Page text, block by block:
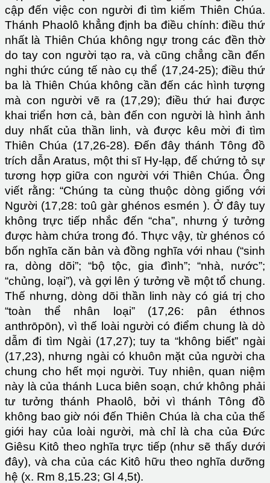
cập đến việc con người đi tìm kiếm Thiên Chúa.
Thánh Phaolô khẳng định ba điều chính: điều thứ
nhất là Thiên Chúa không ngự trong các đền thờ
do tay con người tạo ra, và cũng chẳng cần đến
nghi thức cúng tế nào cụ thể (17,24-25); điều thứ
ba là Thiên Chúa không cần đến các hình tượng
mà con người vẽ ra (17,29); điều thứ hai được
khai triển hơn cả, bàn đến con người là hình ảnh
duy nhất của thần linh, và được kêu mời đi tìm
Thiên Chúa (17,26-28). Đến đây thánh Tông đồ
trích dẫn Aratus, một thi sĩ Hy-lạp, đế chứng tỏ sự
tương hợp giữa con người với Thiên Chúa. Ông
viết rằng: “Chúng ta cùng thuộc dòng giống với
Người (17,28: toû gàr ghénos esmén ). Ở đây tuy
không trực tiếp nhắc đến “cha”, nhưng ý tưởng
được hàm chứa trong đó. Thực vậy, từ ghénos có
bốn nghĩa căn bản và đồng nghĩa với nhau (“sinh
ra, dòng dõi”; “bộ tộc, gia đình”; “nhà, nước”;
“chủng, loại”), và gợi lên ý tưởng về một tổ chung.
Thế nhưng, dòng dõi thần linh này có giá trị cho
“toàn thể nhân loại” (17,26: pân éthnos
anthrōpōn), vì thế loài người có điểm chung là dò
dẫm đi tìm Ngài (17,27); tuy ta “không biết” ngài
(17,23), nhưng ngài có khuôn mặt của người cha
chung cho hết mọi người. Tuy nhiên, quan niệm
này là của thánh Luca biên soạn, chứ không phải
tư tưởng thánh Phaolô, bởi vì thánh Tông đồ
không bao giờ nói đến Thiên Chúa là cha của thế
giới hay của loài người, mà chỉ là cha của Đức
Giêsu Kitô theo nghĩa trực tiếp (như sẽ thấy dưới
đây), và cha của các Kitô hữu theo nghĩa dưỡng
hệ (x. Rm 8,15.23; Gl 4,5t).